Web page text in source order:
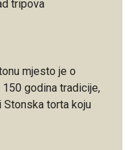
tripova
mjesto je o
godina tradicije,
Stonska torta koju